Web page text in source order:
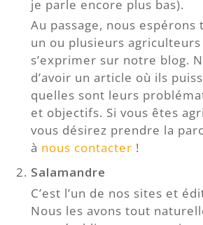
je parle encore plus bas).
Au passage, nous
un ou plusieurs
s’exprimer sur notre blog.
d’avoir un article où ils
quelles sont leurs
et objectifs. Si vous êtes
vous désirez prendre la
à nous contacter !
Salamandre
C’est l’un de nos sites et
Nous les avons tout